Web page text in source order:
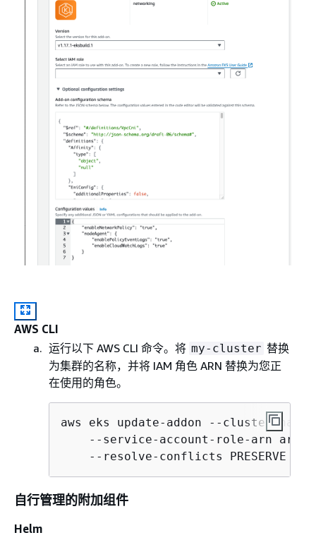
AWS CLI
运行以下 AWS CLI 命令。将 my-cluster 替换
为集群的名称，并将 IAM 角色 ARN 替换为您正
在使用的角色。
aws eks update-addon --cluster-
--service-account-role-arn
--resolve-conflicts PRESERVE --
自行管理的附加组件
Helm